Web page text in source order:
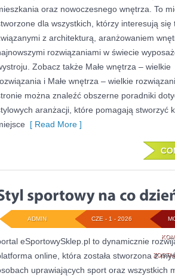
oraz nowoczesnego wnętrza. To
dla wszystkich, którzy interesują się
z architekturą, aranżowaniem
rozwiązaniami w świecie
Zobacz także Małe wnętrza – wielkie
i Małe wnętrza – wielkie
można znaleźć obszerne poradniki
aranżacji, które pomagają stworzyć
[ Read More ]
CZE - 1 - 2026
ADMIN
eSportowySklep.pl to dynamicznie
online, która została stworzona z
uprawiających sport oraz wszystkich